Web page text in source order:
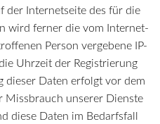
der Internetseite des für die
wird ferner die vom Internet-
Person vergebene IP-
Uhrzeit der Registrierung
dieser Daten erfolgt vor dem
Missbrauch unserer Dienste
diese Daten im Bedarfsfall